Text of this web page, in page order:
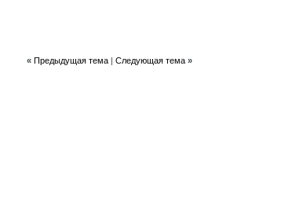
« Предыдущая тема| Следующая тема »